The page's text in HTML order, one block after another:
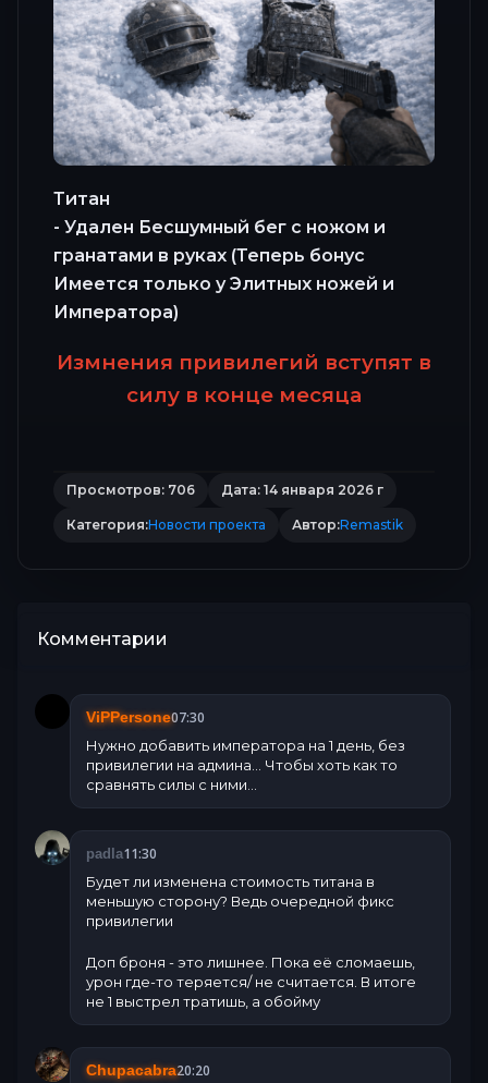
Титан
- Удален Бесшумный бег с ножом и
гранатами в руках (Теперь бонус
Имеется только у Элитных ножей и
Императора)
Измнения привилегий вступят в
силу в конце месяца
Просмотров: 706 Дата: 14 января 2026 г
Категория:Новости проекта Автор:Remastik
Комментарии
ViPPersone07:30
Нужно добавить императора на 1 день, без
привилегии на админа... Чтобы хоть как то
сравнять силы с ними...
padla11:30
Будет ли изменена стоимость титана в
меньшую сторону? Ведь очередной фикс
привилегии
Доп броня - это лишнее. Пока её сломаешь,
урон где-то теряется/ не считается. В итоге
не 1 выстрел тратишь, а обойму
Chupacabra20:20